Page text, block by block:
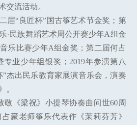
交流活动。
届“良匠杯”国古筝艺术节金奖；第
·民族舞蹈艺术周公开赛少年A组金
乐比赛少年A组金奖；第二届何占
专业少年组银奖；2019年参演第八
”杰出民乐教育家展演音乐会，演奏
。
敬《梁祝》小提琴协奏曲问世60周
豪老师筝乐代表作《茉莉芬芳》